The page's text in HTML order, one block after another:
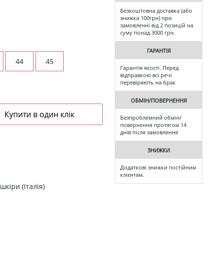
44 45
(Італія)
Безкоштовна доставка (або
знижка 100грн) при
замовленні від 2 позицій на
суму понад 3000 грн.
ГАРАНТІЯ
Гарантія якості. Перед
відправкою всі речі
перевіряють на брак
ОБМІН/ПОВЕРНЕННЯ
Безпроблемний обмін/
повернення протягом 14
днів після замовлення
ЗНИЖКИ
Додаткові знижки постійним
клієнтам.